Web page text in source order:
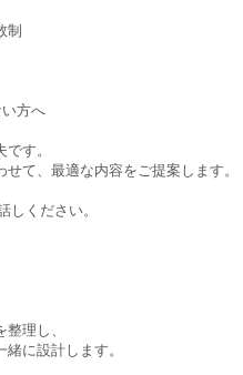
制
方へ
す。
て、最適な内容をご提案します。
しください。
理し、
に設計します。